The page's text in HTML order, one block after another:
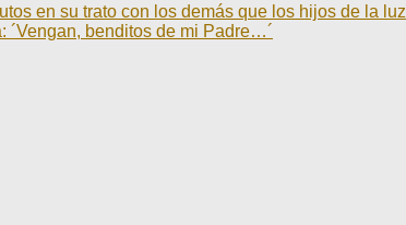
en su trato con los demás que los hijos de la luz
´Vengan, benditos de mi Padre…´